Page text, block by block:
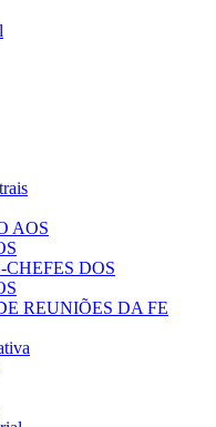
AOS
CHEFES DOS
REUNIÕES DA FE